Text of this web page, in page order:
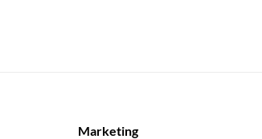
Marketing